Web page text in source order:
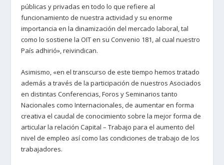
públicas y privadas en todo lo que refiere al
funcionamiento de nuestra actividad y su enorme
importancia en la dinamización del mercado laboral, tal
como lo sostiene la OIT en su Convenio 181, al cual nuestro
País adhirió», reivindican.
Asimismo, «en el transcurso de este tiempo hemos tratado
además a través de la participación de nuestros Asociados
en distintas Conferencias, Foros y Seminarios tanto
Nacionales como Internacionales, de aumentar en forma
creativa el caudal de conocimiento sobre la mejor forma de
articular la relación Capital – Trabajo para el aumento del
nivel de empleo así como las condiciones de trabajo de los
trabajadores.